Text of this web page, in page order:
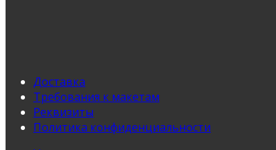
Доставка
Требования к макетам
Реквизиты
Политика конфиденциальности